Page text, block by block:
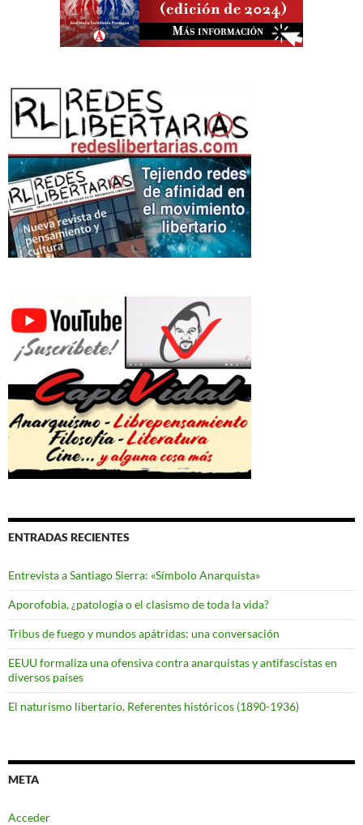
ENTRADAS RECIENTES
Entrevista a Santiago Sierra: «Símbolo Anarquista»
Aporofobia, ¿patología o el clasismo de toda la vida?
Tribus de fuego y mundos apátridas: una conversación
EEUU formaliza una ofensiva contra anarquistas y antifascistas en
diversos países
El naturismo libertario. Referentes históricos (1890-1936)
META
Acceder